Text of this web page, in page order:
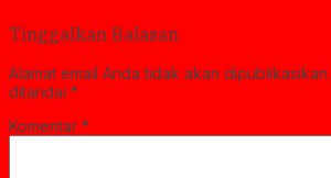
Tinggalkan Balasan
Alamat email Anda tidak akan dipublikasikan.
ditandai *
Komentar *